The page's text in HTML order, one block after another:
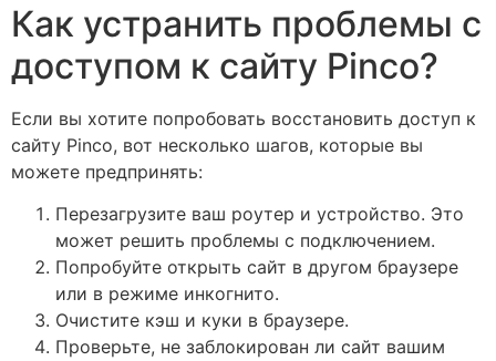
Как устранить проблемы с
доступом к сайту Pinco?
Если вы хотите попробовать восстановить доступ к
сайту Pinco, вот несколько шагов, которые вы
можете предпринять:
Перезагрузите ваш роутер и устройство. Это
может решить проблемы с подключением.
Попробуйте открыть сайт в другом браузере
или в режиме инкогнито.
Очистите кэш и куки в браузере.
Проверьте, не заблокирован ли сайт вашим